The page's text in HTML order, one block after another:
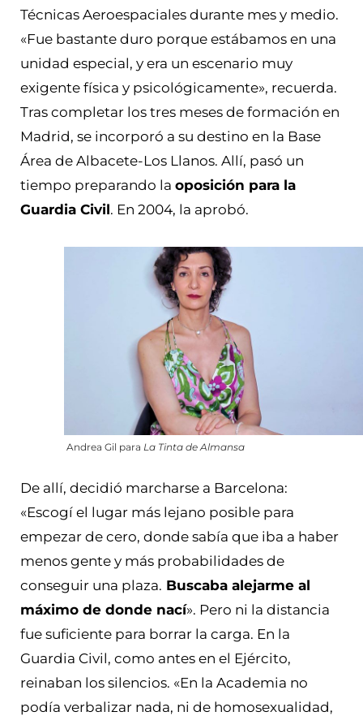
Técnicas Aeroespaciales durante mes y medio.
«Fue bastante duro porque estábamos en una
unidad especial, y era un escenario muy
exigente física y psicológicamente», recuerda.
Tras completar los tres meses de formación en
Madrid, se incorporó a su destino en la Base
Área de Albacete-Los Llanos. Allí, pasó un
tiempo preparando la oposición para la
Guardia Civil. En 2004, la aprobó.
Andrea Gil para La Tinta de Almansa
De allí, decidió marcharse a Barcelona:
«Escogí el lugar más lejano posible para
empezar de cero, donde sabía que iba a haber
menos gente y más probabilidades de
conseguir una plaza. Buscaba alejarme al
máximo de donde nací». Pero ni la distancia
fue suficiente para borrar la carga. En la
Guardia Civil, como antes en el Ejército,
reinaban los silencios. «En la Academia no
podía verbalizar nada, ni de homosexualidad,